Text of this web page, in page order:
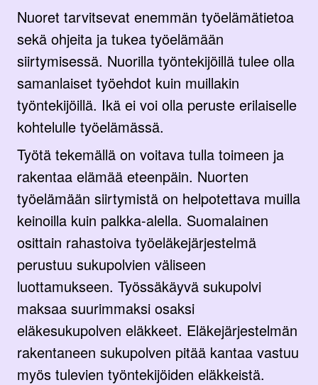
Nuoret tarvitsevat enemmän työelämätietoa
sekä ohjeita ja tukea työelämään
siirtymisessä. Nuorilla työntekijöillä tulee olla
samanlaiset työehdot kuin muillakin
työntekijöillä. Ikä ei voi olla peruste erilaiselle
kohtelulle työelämässä.
Työtä tekemällä on voitava tulla toimeen ja
rakentaa elämää eteenpäin. Nuorten
työelämään siirtymistä on helpotettava muilla
keinoilla kuin palkka-alella. Suomalainen
osittain rahastoiva työeläkejärjestelmä
perustuu sukupolvien väliseen
luottamukseen. Työssäkäyvä sukupolvi
maksaa suurimmaksi osaksi
eläkesukupolven eläkkeet. Eläkejärjestelmän
rakentaneen sukupolven pitää kantaa vastuu
myös tulevien työntekijöiden eläkkeistä.